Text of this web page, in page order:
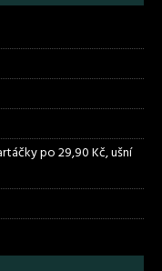
po 29,90 Kč, ušní